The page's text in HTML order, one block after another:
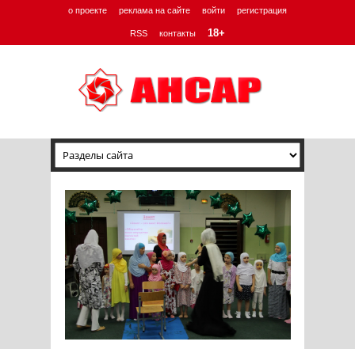
о проекте реклама на сайте войти регистрация
RSS контакты 18+